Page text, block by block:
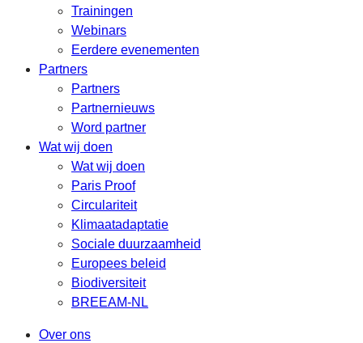
Trainingen
Webinars
Eerdere evenementen
Partners
Partners
Partnernieuws
Word partner
Wat wij doen
Wat wij doen
Paris Proof
Circulariteit
Klimaatadaptatie
Sociale duurzaamheid
Europees beleid
Biodiversiteit
BREEAM-NL
Over ons